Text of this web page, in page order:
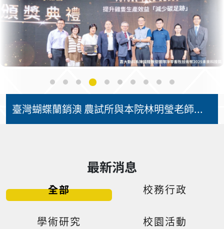
臺灣蝴蝶蘭銷澳 農試所與本院林明瑩老師團隊共同打造全鏈式管理降檢疫風險
最新消息
全部 校務行政
學術研究 校園活動